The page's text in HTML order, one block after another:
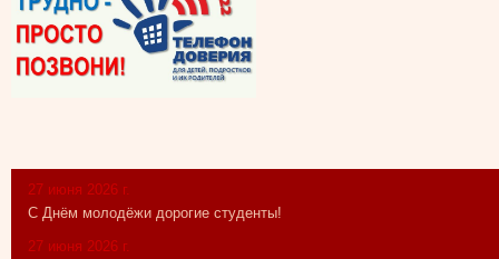
27 июня 2026 г.
С Днём молодёжи дорогие студенты!
27 июня 2026 г.